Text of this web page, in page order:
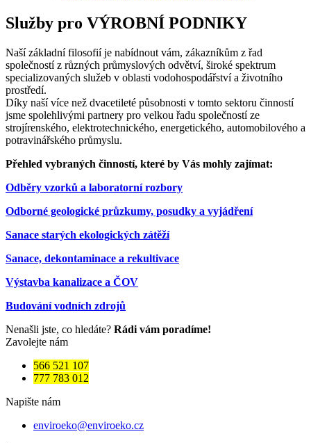
Služby pro VÝROBNÍ PODNIKY
Naší základní filosofií je nabídnout vám, zákazníkům z řad
společností z různých průmyslových odvětví, široké spektrum
specializovaných služeb v oblasti vodohospodářství a životního
prostředí.
Díky naší více než dvacetileté působnosti v tomto sektoru činností
jsme spolehlivými partnery pro velkou řadu společností ze
strojírenského, elektrotechnického, energetického, automobilového a
potravinářského průmyslu.
Přehled vybraných činností, které by Vás mohly zajímat:
Odběry vzorků a laboratorní rozbory
Odborné geologické průzkumy, posudky a vyjádření
Sanace starých ekologických zátěží
Sanace, dekontaminace a rekultivace
Výstavba kanalizace a ČOV
Budování vodních zdrojů
Nenašli jste, co hledáte? Rádi vám poradíme!
Zavolejte nám
566 521 107
777 783 012
Napište nám
enviroeko@enviroeko.cz